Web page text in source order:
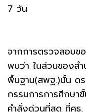
7 วัน
จากการตรวจสอบข
พบว่า ในส่วนของส
พื้นฐาน(สพฐ.)นั้น ด
กรรมการการศึกษา
คำสั่งด่วนที่สุด ที่ศ